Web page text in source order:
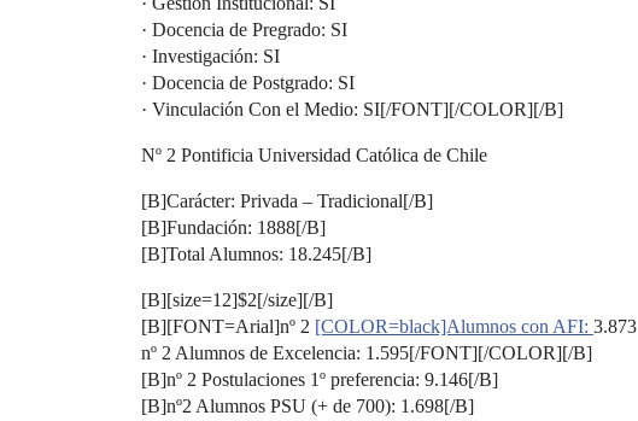
· Docencia de Pregrado: SI
· Investigación: SI
· Docencia de Postgrado: SI
· Vinculación Con el Medio: SI[/FONT][/COLOR][/B]
Nº 2 Pontificia Universidad Católica de Chile
[B]Carácter: Privada – Tradicional[/B]
[B]Fundación: 1888[/B]
[B]Total Alumnos: 18.245[/B]
[B][size=12]$2[/size][/B]
[B][FONT=Arial]nº 2 [COLOR=black]Alumnos con AFI: 3.873
nº 2 Alumnos de Excelencia: 1.595[/FONT][/COLOR][/B]
[B]nº 2 Postulaciones 1º preferencia: 9.146[/B]
[B]nº2 Alumnos PSU (+ de 700): 1.698[/B]